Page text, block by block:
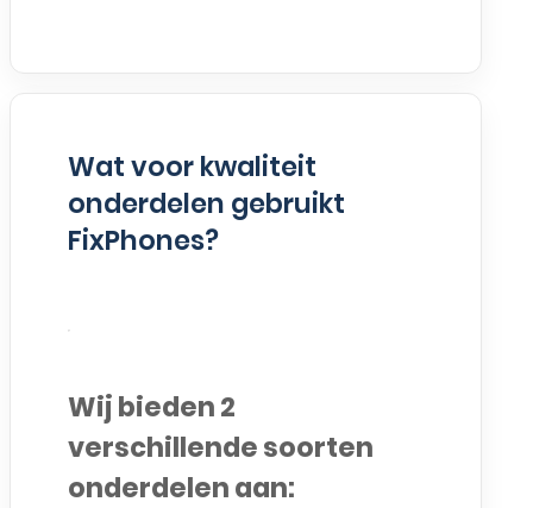
Wat voor kwaliteit
onderdelen gebruikt
FixPhones?
Wij bieden 2
verschillende soorten
onderdelen aan: